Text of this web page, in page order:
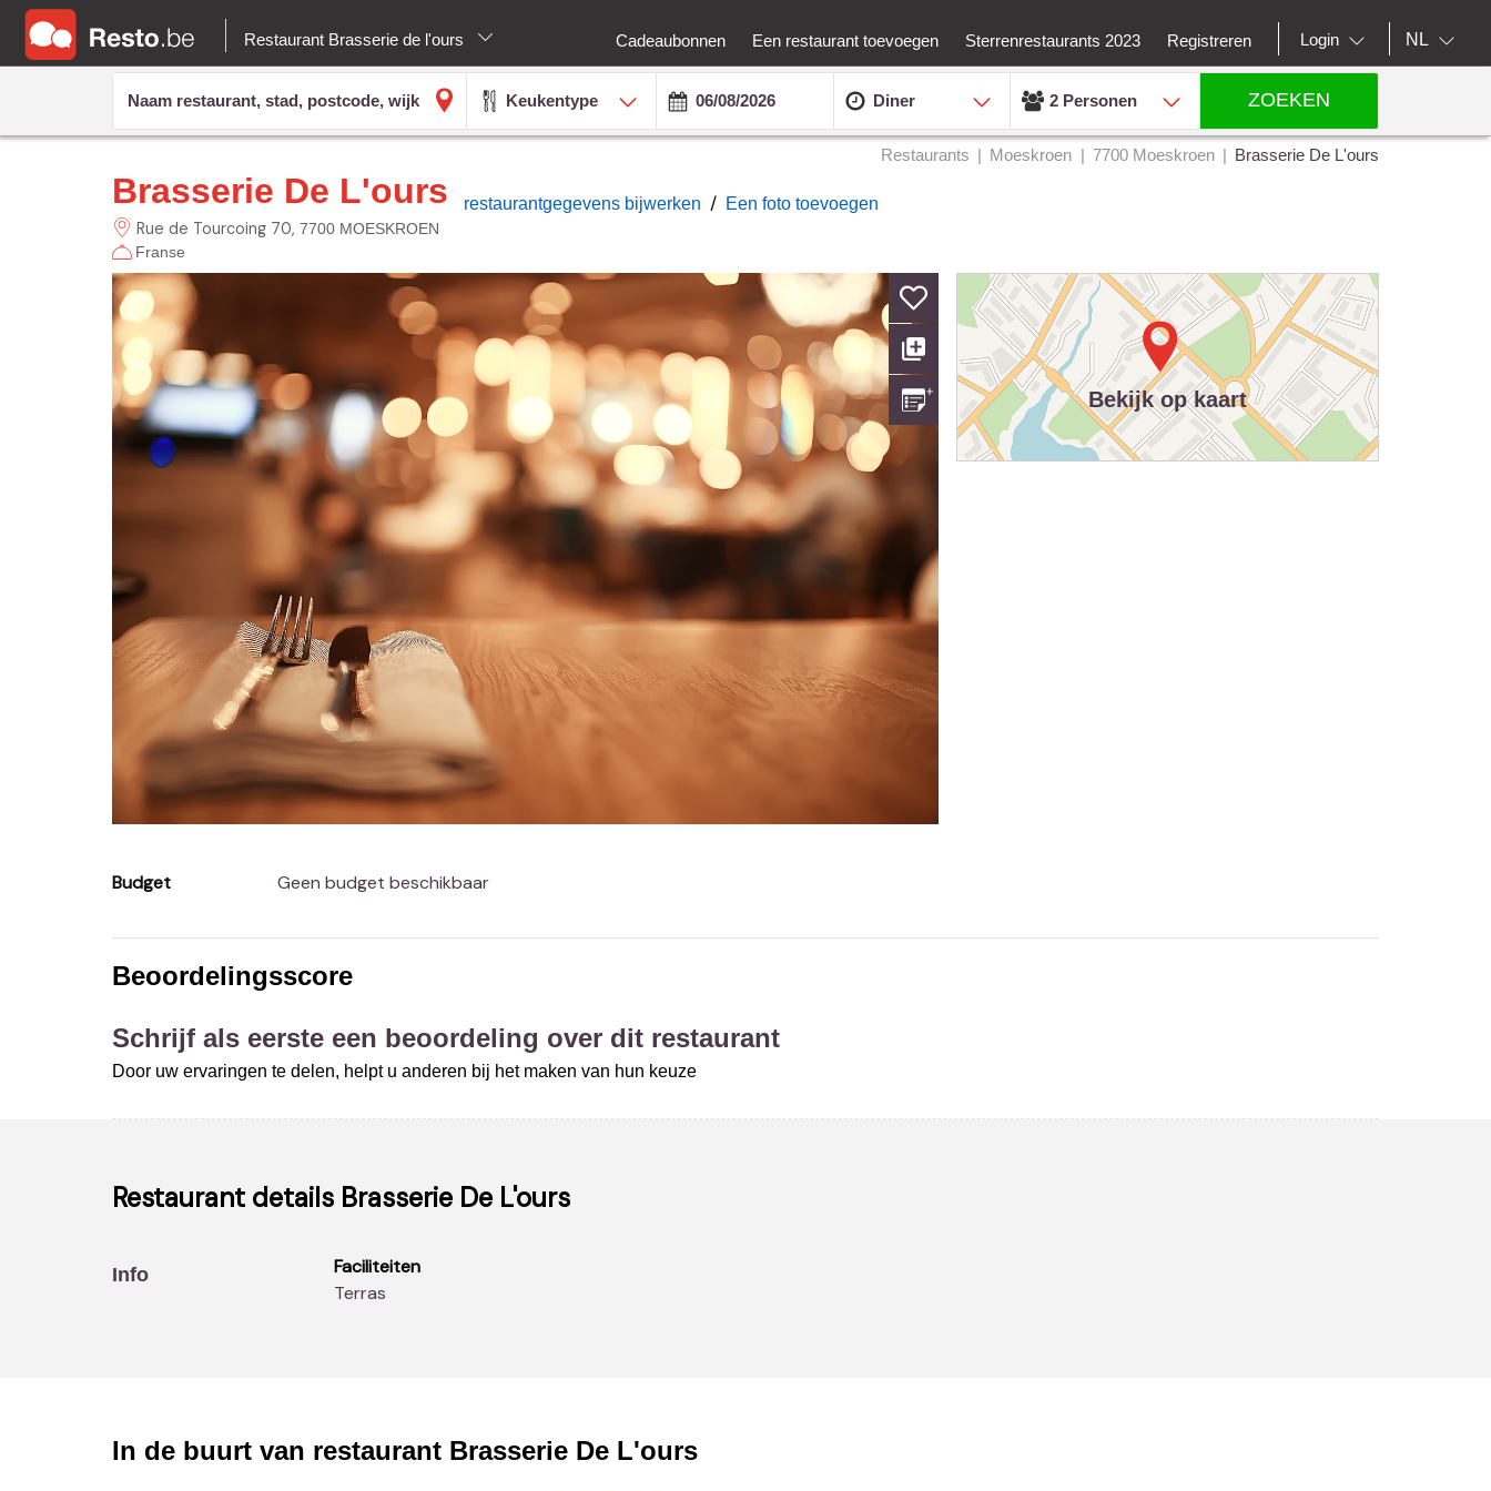
Restaurant Brasserie de l'ours Cadeaubonnen Een restaurant toevoegen Sterrenrestaurants 2023 Registreren Login NL
Keukentype Diner 2 Personen ZOEKEN
Restaurants Moeskroen 7700 Moeskroen Brasserie De L'ours
Brasserie De L'ours restaurantgegevens bijwerken / Een foto toevoegen
Rue de Tourcoing 70 7700 MOESKROEN
Franse
Budget Geen budget beschikbaar
Bekijk op kaart
Beoordelingsscore
Schrijf als eerste een beoordeling over dit restaurant
Door uw ervaringen te delen, helpt u anderen bij het maken van hun keuze
Restaurant details Brasserie De L'ours
Info
Faciliteiten
Terras
In de buurt van restaurant Brasserie De L'ours